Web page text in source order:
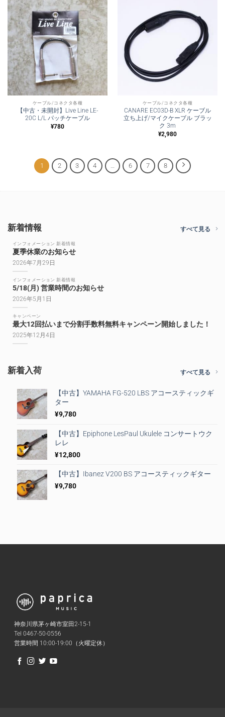
ケーブル/コネクタ各種
【中古・未開封】Live Line LE-
20C L/L パッチケーブル
¥780
ケーブル/コネクタ各種
CANARE EC03D-B XLR ケーブル
立ち上げ/マイクケーブル ブラッ
ク 3m
¥2,980
1 2 3 4 6 7 8
新着情報 すべて見る
インフォメーション 新着情報
夏季休業のお知らせ
2026年7月29日
インフォメーション 新着情報
5/18(月) 営業時間のお知らせ
2026年5月1日
キャンペーン
最大12回払いまで分割手数料無料キャンペーン開始しました！
2025年12月4日
新着入荷 すべて見る
【中古】YAMAHA FG-520 LBS アコースティックギ
ター
¥9,780
【中古】Epiphone LesPaul Ukulele コンサートウク
レレ
¥12,800
【中古】Ibanez V200 BS アコースティックギター
¥9,780
神奈川県茅ヶ崎市室田2-15-1
Tel 0467-50-0556
営業時間 10:00-19:00（火曜定休）